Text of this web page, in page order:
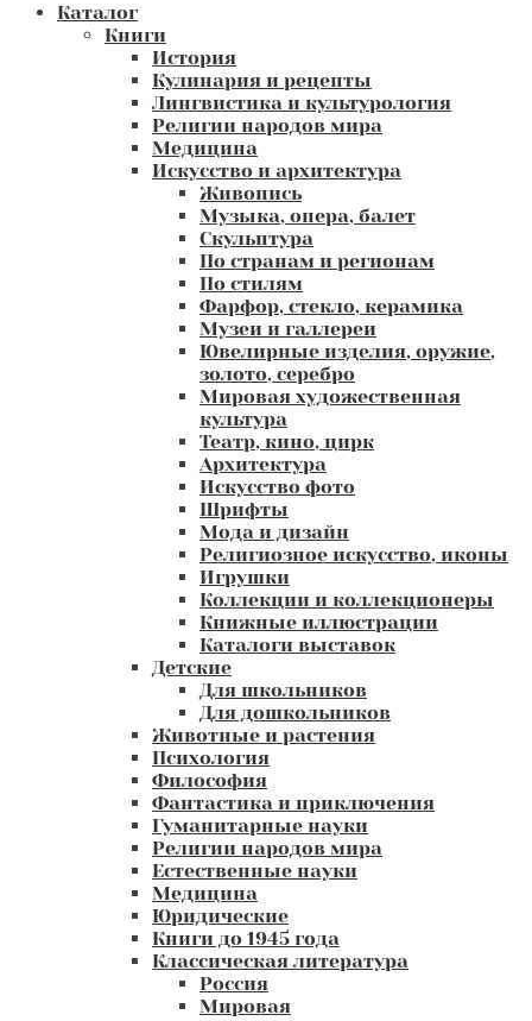
Каталог
Книги
История
Кулинария и рецепты
Лингвистика и культурология
Религии народов мира
Медицина
Искусство и архитектура
Живопись
Музыка, опера, балет
Скульптура
По странам и регионам
По стилям
Фарфор, стекло, керамика
Музеи и галлереи
Ювелирные изделия, оружие,
золото, серебро
Мировая художественная
культура
Театр, кино, цирк
Архитектура
Искусство фото
Шрифты
Мода и дизайн
Религиозное искусство, иконы
Игрушки
Коллекции и коллекционеры
Книжные иллюстрации
Каталоги выставок
Детские
Для школьников
Для дошкольников
Животные и растения
Психология
Философия
Фантастика и приключения
Гуманитарные науки
Религии народов мира
Естественные науки
Медицина
Юридические
Книги до 1945 года
Классическая литература
Россия
Мировая